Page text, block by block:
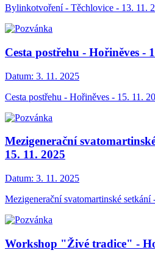
Bylinkotvoření - Těchlovice - 13. 11.
Cesta postřehu - Hořiněves -
Datum: 3. 11. 2025
Cesta postřehu - Hořiněves - 15. 11.
Mezigenerační
15. 11. 2025
Datum: 3. 11. 2025
Mezigenerační svatomartinské
Workshop "Živé tradice" -